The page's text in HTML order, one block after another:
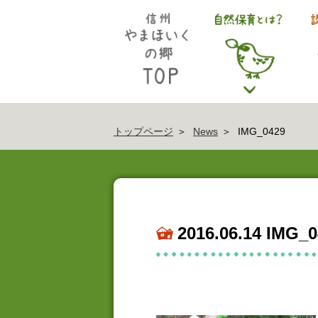
トップページ News IMG_0429
2016.06.14